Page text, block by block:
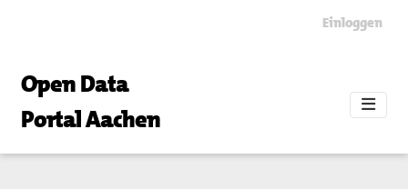
Einloggen
Open Data
Portal Aachen